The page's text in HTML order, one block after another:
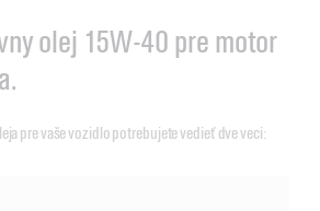
olej 15W-40 pre motor
pre vaše vozidlo potrebujete vedieť dve veci: